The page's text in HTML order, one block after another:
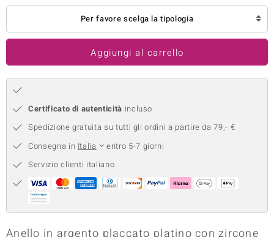
Classics
Per favore scelga la tipologia
Aggiungi al carrello
Certificato di autenticità incluso
Spedizione gratuita su tutti gli ordini a partire da 79,- €
Consegna in Italia
entro 5-7 giorni
Servizio clienti italiano
Anello in argento placcato platino con zircone